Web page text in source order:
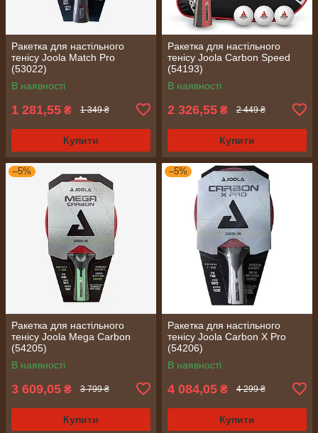
Ракетка для настільного
тенісу Joola Match Pro
(53022)
В наявності
1 281,55 ₴ 1 349 ₴
Купити
Ракетка для настільного
тенісу Joola Carbon Speed
(54193)
В наявності
2 326,55 ₴ 2 449 ₴
Купити
–5%
Ракетка для настільного
тенісу Joola Mega Carbon
(54205)
В наявності
3 609,05 ₴ 3 799 ₴
Купити
–5%
Ракетка для настільного
тенісу Joola Carbon X Pro
(54206)
В наявності
4 084,05 ₴ 4 299 ₴
Купити